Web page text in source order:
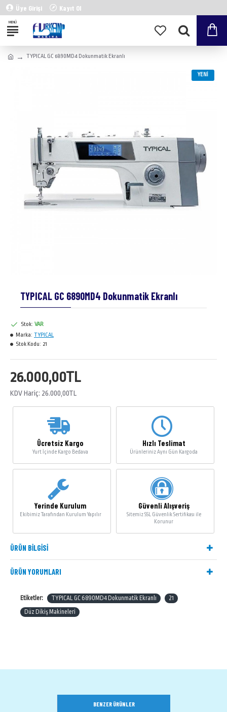
Üye Girişi Kayıt Ol
TYPICAL GC 6890MD4 Dokunmatik Ekranlı
YENI
TYPICAL GC 6890MD4 Dokunmatik Ekranlı
26.000,00TL
KDV Hariç: 26.000,00TL
Stok: VAR
Marka: TYPICAL
Stok Kodu: 21
Ücretsiz Kargo
Yurt İçinde Kargo Bedava
Hızlı Teslimat
Ürünleriniz Aynı Gün Kargoda
Yerinde Kurulum
Ekibimiz Tarafından Kurulum Yapılır
Güvenli Alışveriş
Sitemiz SSL Güvenlik Sertifikası ile
Korunur
ÜRÜN BILGISI
ÜRÜN YORUMLARI
Etiketler: TYPICAL GC 6890MD4 Dokunmatik Ekranlı
21
Düz Dikiş Makineleri
BENZER ÜRÜNLER